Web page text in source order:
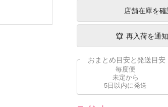
店舗在庫を
再入荷を通
おまとめ目安と発送目安
毎度便
未定から
5日以内に発送